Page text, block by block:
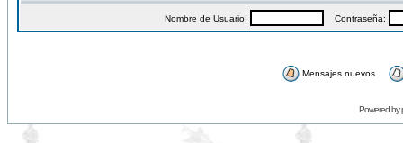
Nombre de Usuario: Contraseña:
Mensajes nuevos
Powered by